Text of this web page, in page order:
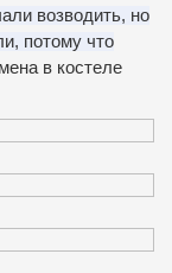
возводить, но
потому что
в костеле